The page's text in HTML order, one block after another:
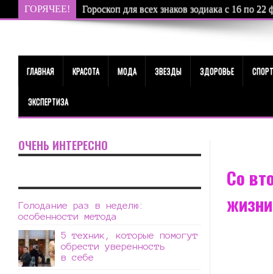
ГОРЯЧЕЕ! Гороскоп для всех знаков зодиака с 16 по 22
ГЛАВНАЯ КРАСОТА МОДА ЗВЕЗДЫ ЗДОРОВЬЕ СПОРТ
ЭКСПЕРТИЗА
Со
жизни
ОЧЕНЬ ИНТЕРЕСНО
Голодание раз в неделю:
особенности метода
5 техник, которые помогут
обрести уверенность
в себе